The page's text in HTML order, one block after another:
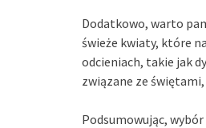
Dodatkowo, warto
świeże kwiaty, które
odcieniach, takie jak
związane ze
Podsumowując,